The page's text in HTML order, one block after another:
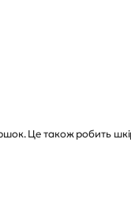
Це також робить